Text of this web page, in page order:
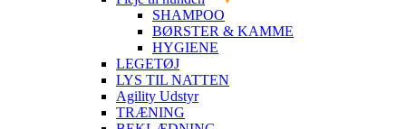
SHAMPOO
BØRSTER & KAMME
HYGIENE
LEGETØJ
LYS TIL NATTEN
Agility Udstyr
TRÆNING